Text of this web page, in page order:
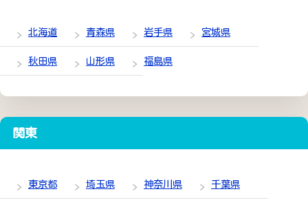
北海道 青森県 岩手県 宮城県
秋田県 山形県 福島県
関東
東京都 埼玉県 神奈川県 千葉県